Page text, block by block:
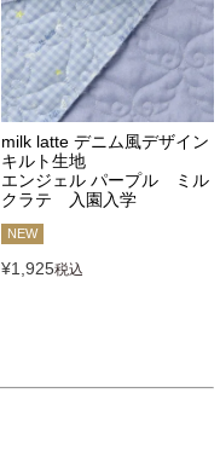
milk latte デニム風デザイン
キルト生地
エンジェル パープル ミル
クラテ 入園入学
NEW
¥1,925税込